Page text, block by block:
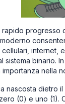
rapido progresso
internet,
sistema binario.
importanza nella
nascosta dietro
(0) e uno (1).